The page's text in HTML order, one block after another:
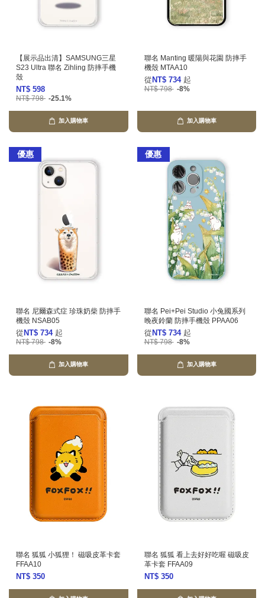
【展示品出清】SAMSUNG三星
S23 Ultra 聯名 Zihling 防摔手機
殼
NT$ 598
NT$ 798 -25.1%
加入購物車
聯名 Manting 暖陽與花園 防摔手
機殼 MTAA10
從 NT$ 734 起
NT$ 798 -8%
加入購物車
優惠
聯名 尼爾森式症 珍珠奶柴 防摔手
機殼 NSAB05
從 NT$ 734 起
NT$ 798 -8%
加入購物車
優惠
聯名 Pei+Pei Studio 小兔國系列
晚夜鈴蘭 防摔手機殼 PPAA06
從 NT$ 734 起
NT$ 798 -8%
加入購物車
聯名 狐狐 小狐狸！ 磁吸皮革卡套
FFAA10
NT$ 350
聯名 狐狐 看上去好好吃喔 磁吸皮
革卡套 FFAA09
NT$ 350